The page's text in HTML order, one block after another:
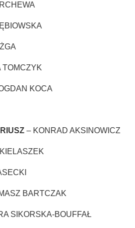
TOMCZYK
KOCA
– KONRAD AKSINOWICZ
BARTCZAK
SIKORSKA-BOUFFAŁ